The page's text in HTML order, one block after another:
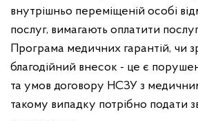
внутрішньо переміщеній особі
послуг, вимагають оплатити
Програма медичних гарантій, чи
благодійний внесок - це є
та умов договору НСЗУ з
такому випадку потрібно подати